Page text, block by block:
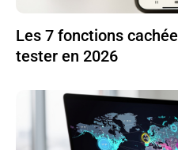
Les 7 fonctions
tester en 2026